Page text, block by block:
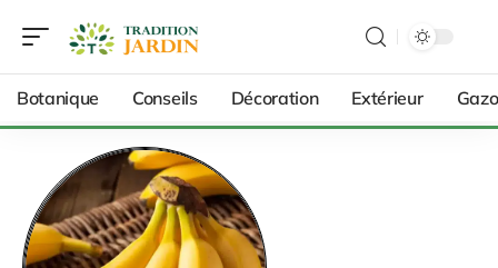
Botanique Conseils Décoration Extérieur